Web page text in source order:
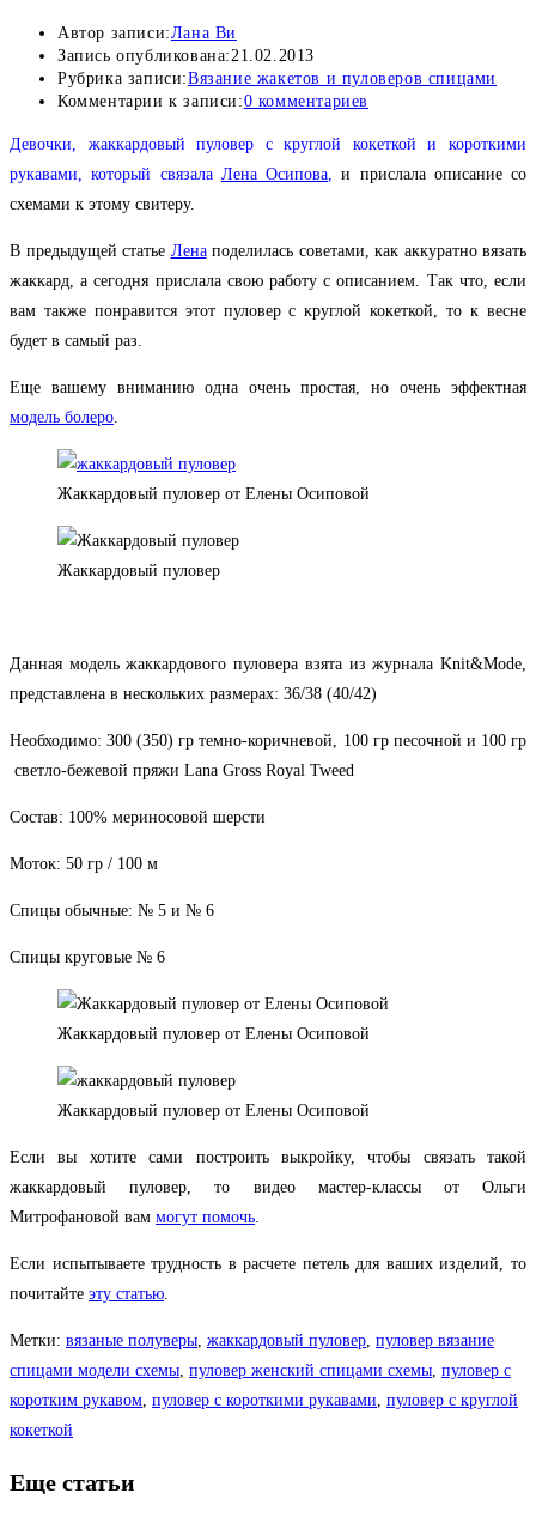
Автор записи:Лана Ви
Запись опубликована:21.02.2013
Рубрика записи:Вязание жакетов и пуловеров спицами
Комментарии к записи:0 комментариев
Девочки, жаккардовый пуловер с круглой кокеткой и короткими
рукавами, который связала Лена Осипова, и прислала описание со
схемами к этому свитеру.
В предыдущей статье Ленаподелилась советами, как аккуратно вязать
жаккард, а сегодня прислала свою работу с описанием. Так что, если
вам также понравится этот пуловер с круглой кокеткой, то к весне
будет в самый раз.
Еще вашему вниманию одна очень простая, но очень эффектная
модель болеро.
Жаккардовый пуловер от Елены Осиповой
Жаккардовый пуловер
Данная модель жаккардового пуловера взята из журнала Knit&Mode,
представлена в нескольких размерах: 36/38 (40/42)
Необходимо: 300 (350) гр темно-коричневой, 100 гр песочной и 100 гр
светло-бежевой пряжи Lana Gross Royal Tweed
Состав: 100% мериносовой шерсти
Моток: 50 гр / 100 м
Спицы обычные: № 5 и № 6
Спицы круговые № 6
Жаккардовый пуловер от Елены Осиповой
Жаккардовый пуловер от Елены Осиповой
Если вы хотите сами построить выкройку, чтобы связать такой
жаккардовый пуловер, то видео мастер-классы от Ольги
Митрофановой вам могут помочь.
Если испытываете трудность в расчете петель для ваших изделий, то
почитайте эту статью.
Метки: вязаные полуверы, жаккардовый пуловер, пуловер вязание
спицами модели схемы, пуловер женский спицами схемы, пуловер с
коротким рукавом, пуловер с короткими рукавами, пуловер с круглой
кокеткой
Еще статьи